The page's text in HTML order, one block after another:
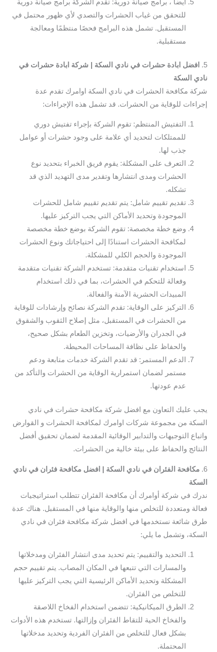
ايضا ، برامج صيانة دورية: تقدم الشركة برامج صيانة دورية
للتحقق من غياب الحشرات والتصدي لأي ظهور محتمل في
المستقبل. تشمل هذه البرامج فحصًا منتظمًا ومعالجة
مستقبلية.
5.
افضل ابادة حشرات في نادي السكة | شركة ابادة حشرات في
نادي السكة
شركة مكافحة الحشرات في نادي السكة اوامرك تقدم عدة
إجراءات للوقاية من الحشرات. قد تشمل هذه الإجراءات:
التفتيش المنتظم: تقوم الشركة بإجراء تفتيش دوري
للممتلكات لتحديد أي علامة على وجود حشرات أو عوامل
جذب لها.
التعرف على المشكلة: يقوم فريق الخبراء بتحديد نوع
الحشرات ومدى انتشارها وتقدير مدى التهديد الذي قد
تشكله.
تقديم تقييم شامل: يتم تقديم تقييم شامل للحشرات
الموجودة وتحديد الأماكن التي يجب التركيز عليها.
وضع خطة مخصصة: تقوم الشركة بوضع خطة مخصصة
لمكافحة الحشرات استنادًا إلى احتياجاتك ونوع الحشرات
الموجودة والحجم الكلي للمشكلة.
استخدام تقنيات متقدمة: تستخدم الشركة تقنيات متقدمة
وفعالة للتحكم في الحشرات، بما في ذلك استخدام
المبيدات الحشرية الآمنة والفعالة.
التركيز على الوقاية: تقدم الشركة نصائح وإرشادات للوقاية
من الحشرات في المستقبل، مثل إصلاح الثقوب والشقوق
في الجدران والأرضيات، وتخزين الطعام بشكل صحيح،
والحفاظ على نظافة المساحات المحيطة.
الدعم المستمر: قد تقدم الشركة خدمات متابعة ودعم
مستمر لضمان استمرارية الوقاية من الحشرات والتأكد من
عدم عودتها.
يجب عليك التعاون مع افضل شركة مكافحة حشرات في نادي
السكة من مجموعة شركات اوامرك لمكافحة الحشرات و القوارض
واتباع التوجيهات والتدابير الوقائية المقدمة لضمان تحقيق أفضل
النتائج والحفاظ على بيئة خالية من الحشرات.
6. مكافحة الفئران في نادي السكة | افضل مكافحة فئران في نادي
السكة
ندرك في شركة أوامرك أن مكافحة الفئران تتطلب استراتيجيات
فعالة ومتعددة للتخلص منها والوقاية منها في المستقبل. هناك عدة
طرق شائعة نستخدمها في افضل شركة مكافحة فئران في نادي
السكة، وتشمل ما يلي:
التحديد والتقييم: يتم تحديد مدى انتشار الفئران ومدخلاتها
والمسارات التي تتبعها في المكان المصاب. يتم تقييم حجم
المشكلة وتحديد الأماكن الرئيسية التي يجب التركيز عليها
للتخلص من الفئران.
الطرق الميكانيكية: تتضمن استخدام الفخاخ اللاصقة
والفخاخ الحية للتقاط الفئران وإزالتها. تستخدم هذه الأدوات
بشكل فعال للتخلص من الفئران الفردية وتحديد مدخلاتها
المحتملة.